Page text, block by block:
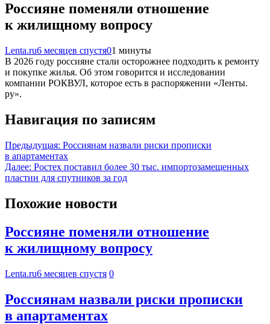
Россияне поменяли отношение
к жилищному вопросу
Lenta.ru6 месяцев спустя01 минуты
В 2026 году россияне стали осторожнее подходить к ремонту
и покупке жилья. Об этом говорится и исследовании
компании РОКВУЛ, которое есть в распоряжении «Ленты.
ру».
Навигация по записям
Предыдущая: Россиянам назвали риски прописки
в апартаментах
Далее: Ростех поставил более 30 тыс. импортозамещенных
пластин для спутников за год
Похожие новости
Россияне поменяли отношение
к жилищному вопросу
Lenta.ru6 месяцев спустя 0
Россиянам назвали риски прописки
в апартаментах